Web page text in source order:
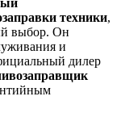
техники,
выбор. Он
и
дилер